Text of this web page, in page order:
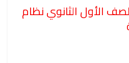
الأول الثانوي نظام